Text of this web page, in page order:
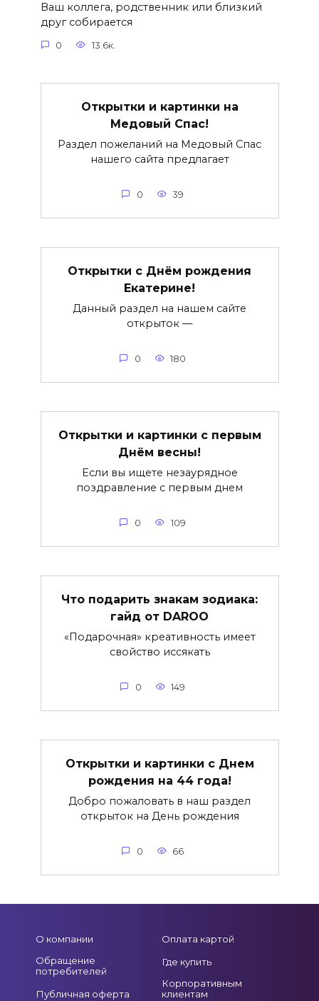
Ваш коллега, родственник или близкий
друг собирается
0 13.6к.
Открытки и картинки на
Медовый Спас!
Раздел пожеланий на Медовый Спас
нашего сайта предлагает
0 39
Открытки с Днём рождения
Екатерине!
Данный раздел на нашем сайте
открыток —
0 180
Открытки и картинки с первым
Днём весны!
Если вы ищете незаурядное
поздравление с первым днем
0 109
Что подарить знакам зодиака:
гайд от DAROO
«Подарочная» креативность имеет
свойство иссякать
0 149
Открытки и картинки с Днем
рождения на 44 года!
Добро пожаловать в наш раздел
открыток на День рождения
0 66
О компании
Обращение
потребителей
Публичная оферта
Оплата картой
Где купить
Корпоративным
клиентам